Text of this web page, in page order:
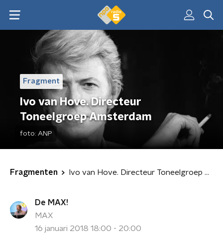
Fragment
Ivo van Hove. Directeur
Toneelgroep Amsterdam
foto: ANP
Fragmenten Ivo van Hove. Directeur Toneelgroep Amsterdam
De MAX!
MAX
16 januari 2018 18:00 - 20:00